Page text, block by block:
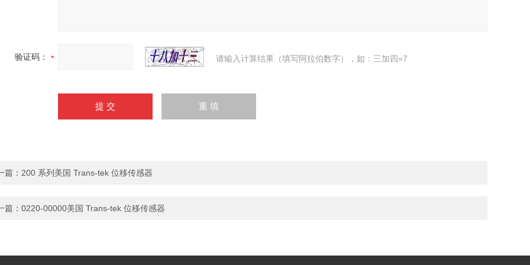
验证码： 请输入计算结果（填写阿拉伯数字），如：三加四=7
篇： 200 系列美国 Trans-tek 位移传感器
篇： 0220-00000美国 Trans-tek 位移传感器